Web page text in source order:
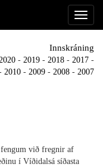
Innskráning
- 2019 - 2018 - 2017 -
2010 - 2009 - 2008 - 2007
við fregnir af
í Víðidalsá síðasta